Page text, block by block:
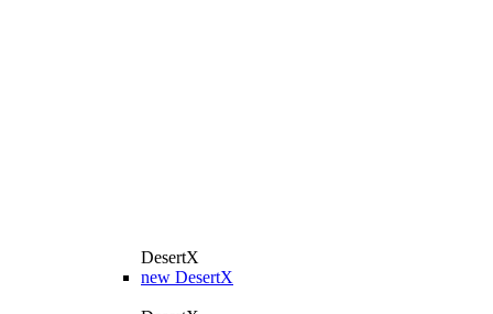
DesertX
new DesertX